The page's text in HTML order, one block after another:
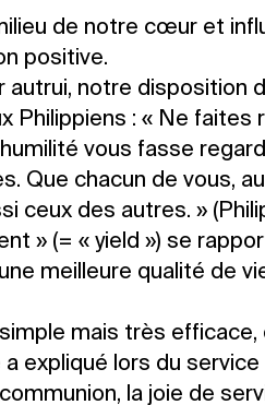
de notre cœur et
positive.
autrui, notre disposition
Philippiens : « Ne
vous fasse
Que chacun de vous,
ceux des autres. »
» (= « yield ») se
meilleure qualité de
mais très
expliqué lors du service
la joie de